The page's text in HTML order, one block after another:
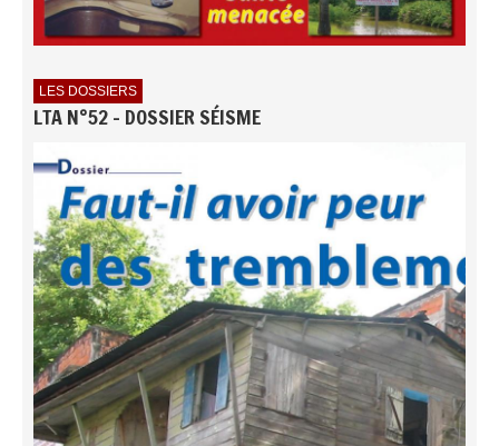
LES DOSSIERS
LTA N°52 - DOSSIER SÉISME